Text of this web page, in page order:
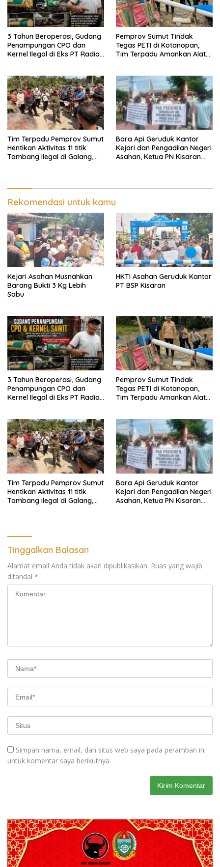
3 Tahun Beroperasi, Gudang
Penampungan CPO dan
Kernel Ilegal di Eks PT Radian
Pemprov Sumut Tindak
Tegas PETI di Kotanopan,
Tim Terpadu Amankan Alat
Tim Terpadu Pemprov Sumut
Hentikan Aktivitas 11 titik
Tambang Ilegal di Galang,
Bara Api Geruduk Kantor
Kejari dan Pengadilan Negeri
Asahan, Ketua PN Kisaran
Rekomendasi untuk kamu
Kejari Asahan Musnahkan
Barang Bukti 3 Kg Lebih
Sabu
HKTI Asahan Geruduk Kantor
PT BSP Kisaran
3 Tahun Beroperasi, Gudang
Penampungan CPO dan
Kernel Ilegal di Eks PT Radian
Pemprov Sumut Tindak
Tegas PETI di Kotanopan,
Tim Terpadu Amankan Alat
Tim Terpadu Pemprov Sumut
Hentikan Aktivitas 11 titik
Tambang Ilegal di Galang,
Bara Api Geruduk Kantor
Kejari dan Pengadilan Negeri
Asahan, Ketua PN Kisaran
Tinggalkan Balasan
Alamat email Anda tidak akan dipublikasikan. Ruas yang wajib
ditandai *
Simpan nama, email, dan situs web saya pada peramban ini
untuk komentar saya berikutnya.